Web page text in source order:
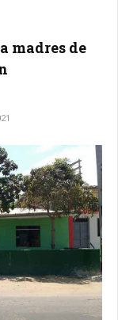
madres de